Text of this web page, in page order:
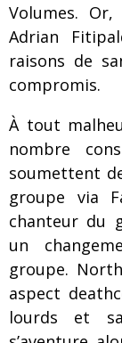
Volumes.
Adrian
raisons de
compromis.
À tout
nombre
soumettent
groupe via
chanteur du
un
groupe.
aspect
lourds et